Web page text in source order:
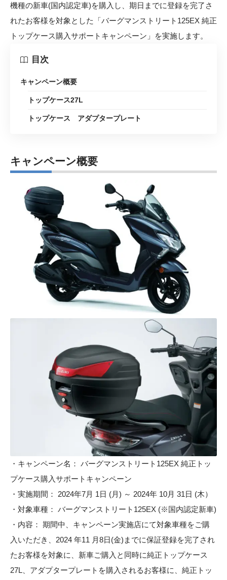
機種の新車(国内認定車)を購入し、期日までに登録を完了さ
れたお客様を対象とした「バーグマンストリート125EX 純正
トップケース購入サポートキャンペーン」を実施します。
目次
キャンペーン概要
トップケース27L
トップケース アダプタープレート
キャンペーン概要
・キャンペーン名： バーグマンストリート125EX 純正トッ
プケース購入サポートキャンペーン
・実施期間： 2024年7月 1日 (月) ～ 2024年 10月 31日 (木）
・対象車種： バーグマンストリート125EX (※国内認定新車)
・内容： 期間中、キャンペーン実施店にて対象車種をご購
入いただき、2024 年11 月8日(金)までに保証登録を完了され
たお客様を対象に、新車ご購入と同時に純正トップケース
27L、アダプタープレートを購入されるお客様に、純正トッ